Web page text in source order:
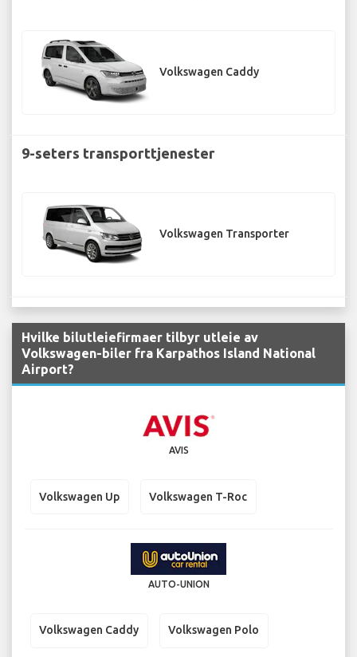
Volkswagen Caddy
9-seters transporttjenester
Volkswagen Transporter
Hvilke bilutleiefirmaer tilbyr utleie av
Volkswagen-biler fra Karpathos Island National
Airport?
AVIS
Volkswagen Up Volkswagen T-Roc
AUTO-UNION
Volkswagen Caddy Volkswagen Polo